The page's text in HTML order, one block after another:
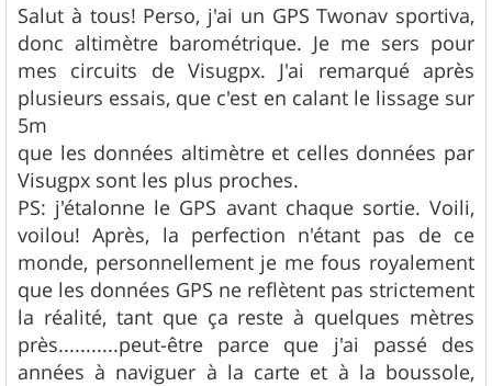
s
s
a
g
e
Salut à tous! Perso, j'ai un GPS Twonav sportiva,
donc altimètre barométrique. Je me sers pour
mes circuits de Visugpx. J'ai remarqué après
plusieurs essais, que c'est en calant le lissage sur
5m
que les données altimètre et celles données par
Visugpx sont les plus proches.
PS: j'étalonne le GPS avant chaque sortie. Voili,
voilou! Après, la perfection n'étant pas de ce
monde, personnellement je me fous royalement
que les données GPS ne reflètent pas strictement
la réalité, tant que ça reste à quelques mètres
près...........peut-être parce que j'ai passé des
années à naviguer à la carte et à la boussole,